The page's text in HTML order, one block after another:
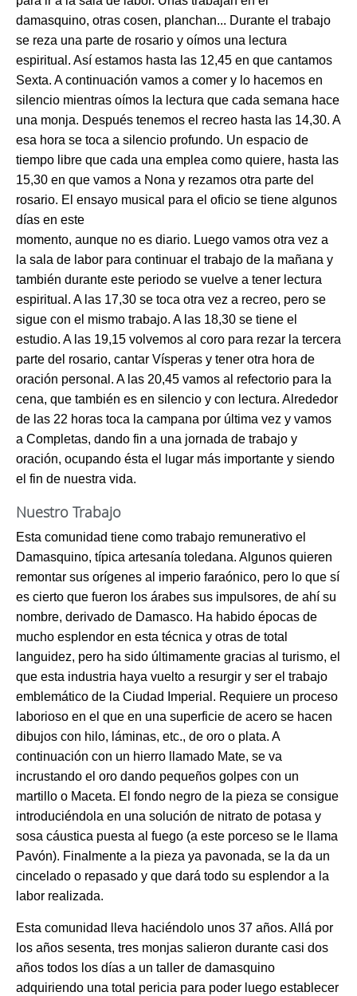
damasquino, otras cosen, planchan... Durante el trabajo
se reza una parte de rosario y oímos una lectura
espiritual. Así estamos hasta las 12,45 en que cantamos
Sexta. A continuación vamos a comer y lo hacemos en
silencio mientras oímos la lectura que cada semana hace
una monja. Después tenemos el recreo hasta las 14,30. A
esa hora se toca a silencio profundo. Un espacio de
tiempo libre que cada una emplea como quiere, hasta las
15,30 en que vamos a Nona y rezamos otra parte del
rosario. El ensayo musical para el oficio se tiene algunos
días en este
momento, aunque no es diario. Luego vamos otra vez a
la sala de labor para continuar el trabajo de la mañana y
también durante este periodo se vuelve a tener lectura
espiritual. A las 17,30 se toca otra vez a recreo, pero se
sigue con el mismo trabajo. A las 18,30 se tiene el
estudio. A las 19,15 volvemos al coro para rezar la tercera
parte del rosario, cantar Vísperas y tener otra hora de
oración personal. A las 20,45 vamos al refectorio para la
cena, que también es en silencio y con lectura. Alrededor
de las 22 horas toca la campana por última vez y vamos
a Completas, dando fin a una jornada de trabajo y
oración, ocupando ésta el lugar más importante y siendo
el fin de nuestra vida.
Nuestro Trabajo
Esta comunidad tiene como trabajo remunerativo el
Damasquino, típica artesanía toledana. Algunos quieren
remontar sus orígenes al imperio faraónico, pero lo que sí
es cierto que fueron los árabes sus impulsores, de ahí su
nombre, derivado de Damasco. Ha habido épocas de
mucho esplendor en esta técnica y otras de total
languidez, pero ha sido últimamente gracias al turismo, el
que esta industria haya vuelto a resurgir y ser el trabajo
emblemático de la Ciudad Imperial. Requiere un proceso
laborioso en el que en una superficie de acero se hacen
dibujos con hilo, láminas, etc., de oro o plata. A
continuación con un hierro llamado Mate, se va
incrustando el oro dando pequeños golpes con un
martillo o Maceta. El fondo negro de la pieza se consigue
introduciéndola en una solución de nitrato de potasa y
sosa cáustica puesta al fuego (a este porceso se le llama
Pavón). Finalmente a la pieza ya pavonada, se la da un
cincelado o repasado y que dará todo su esplendor a la
labor realizada.
Esta comunidad lleva haciéndolo unos 37 años. Allá por
los años sesenta, tres monjas salieron durante casi dos
años todos los días a un taller de damasquino
adquiriendo una total pericia para poder luego establecer